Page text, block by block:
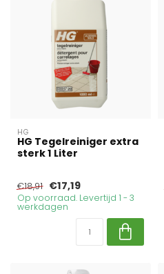
HG
HG Tegelreiniger extra
sterk 1 Liter
€18,91 €17,19
Op voorraad. Levertijd 1 - 3
werkdagen